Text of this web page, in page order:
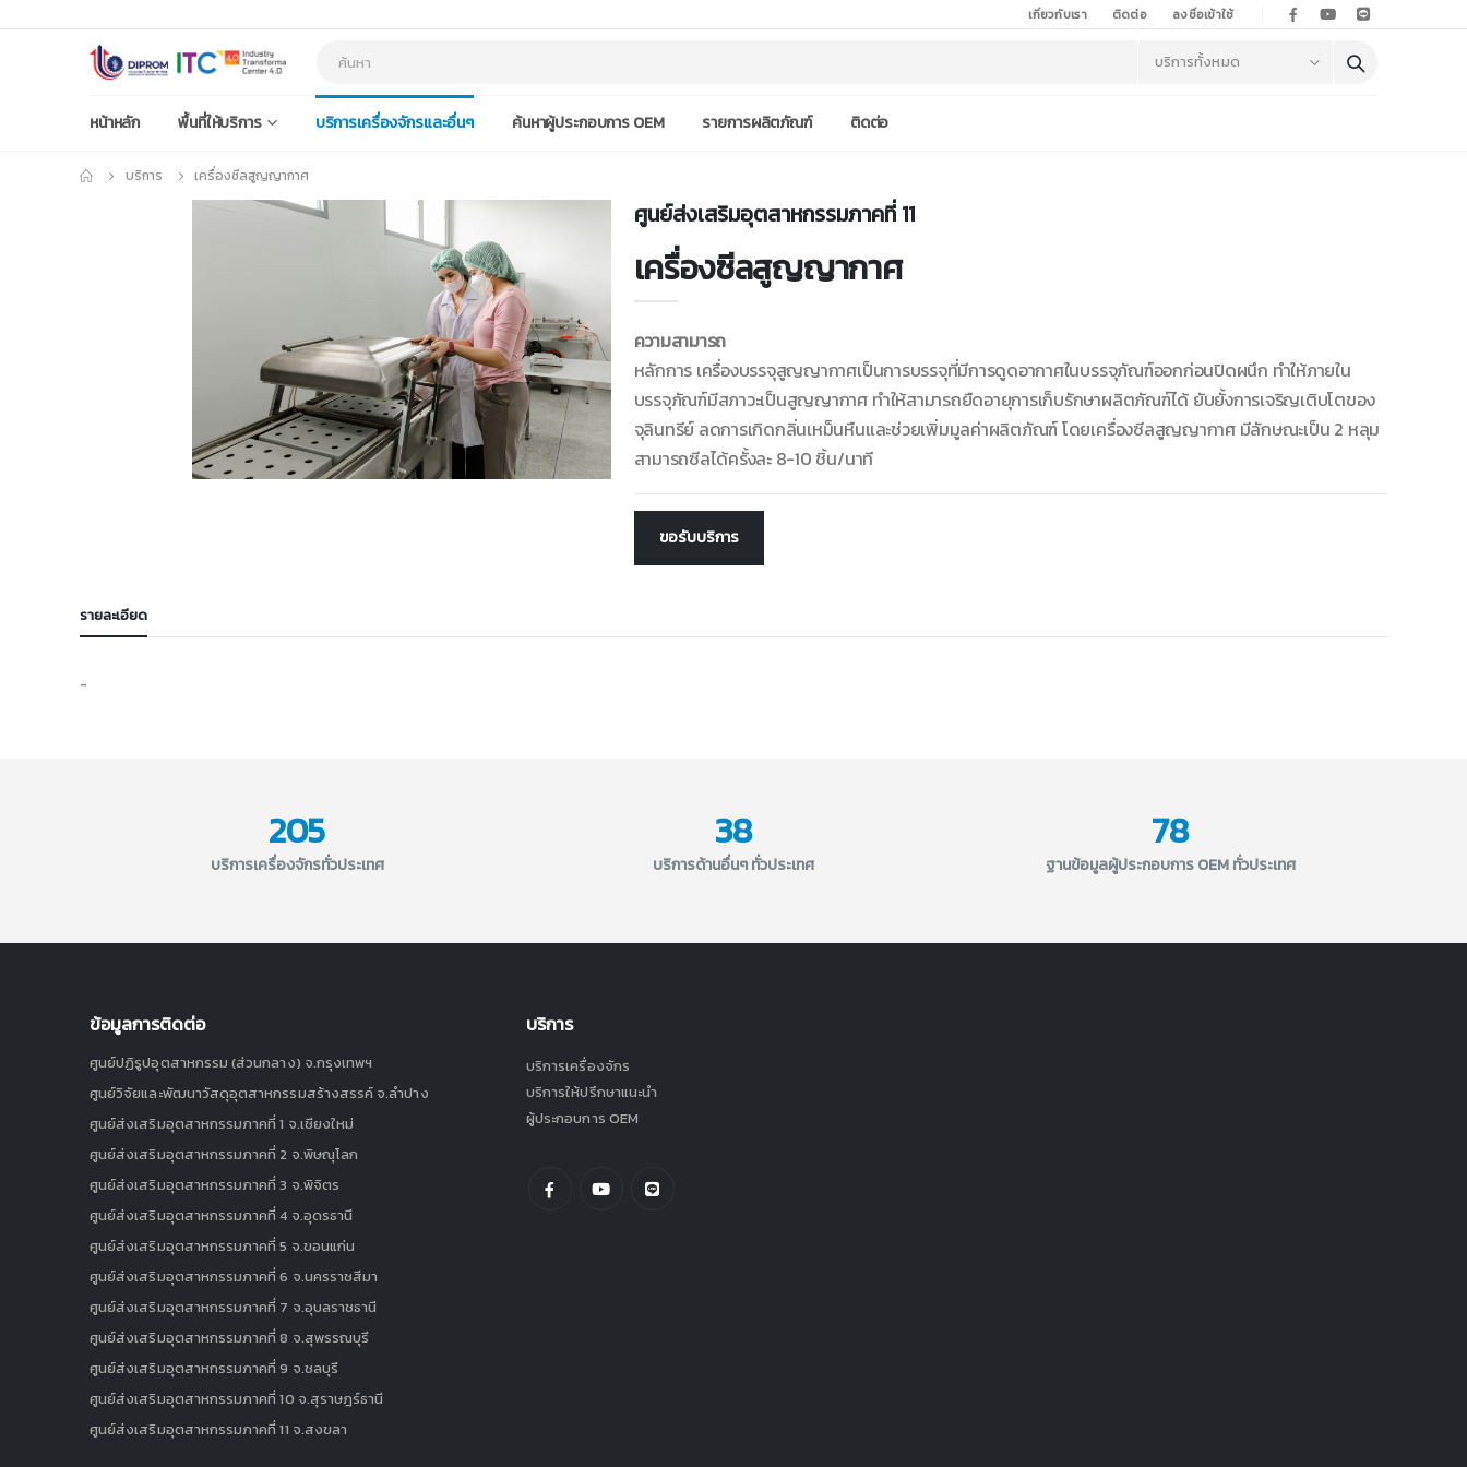
เกี่ยวกับเรา ติดต่อ ลงชื่อเข้าใช้
หน้าหลัก พื้นที่ให้บริการ บริการเครื่องจักรและอื่นๆ ค้นหาผู้ประกอบการ OEM รายการผลิตภัณฑ์ ติดต่อ
บริการ เครื่องซีลสูญญากาศ
ศูนย์ส่งเสริมอุตสาหกรรมภาคที่ 11
เครื่องซีลสูญญากาศ
ความสามารถ
หลักการ เครื่องบรรจุสูญญากาศเป็นการบรรจุที่มีการดูดอากาศในบรรจุภัณฑ์ออกก่อนปิดผนึก ทำให้ภายใน
บรรจุภัณฑ์มีสภาวะเป็นสูญญากาศ ทำให้สามารถยืดอายุการเก็บรักษาผลิตภัณฑ์ได้ ยับยั้งการเจริญเติบโตของ
จุลินทรีย์ ลดการเกิดกลิ่นเหม็นหืนและช่วยเพิ่มมูลค่าผลิตภัณฑ์ โดยเครื่องซีลสูญญากาศ มีลักษณะเป็น 2 หลุม
สามารถซีลได้ครั้งละ 8-10 ชิ้น/นาที
ขอรับบริการ
รายละเอียด
-
205
บริการเครื่องจักรทั่วประเทศ
38
บริการด้านอื่นๆ ทั่วประเทศ
78
ฐานข้อมูลผู้ประกอบการ OEM ทั่วประเทศ
ข้อมูลการติดต่อ
ศูนย์ปฏิรูปอุตสาหกรรม (ส่วนกลาง) จ.กรุงเทพฯ
ศูนย์วิจัยและพัฒนาวัสดุอุตสาหกรรมสร้างสรรค์ จ.ลำปาง
ศูนย์ส่งเสริมอุตสาหกรรมภาคที่ 1 จ.เชียงใหม่
ศูนย์ส่งเสริมอุตสาหกรรมภาคที่ 2 จ.พิษณุโลก
ศูนย์ส่งเสริมอุตสาหกรรมภาคที่ 3 จ.พิจิตร
ศูนย์ส่งเสริมอุตสาหกรรมภาคที่ 4 จ.อุดรธานี
ศูนย์ส่งเสริมอุตสาหกรรมภาคที่ 5 จ.ขอนแก่น
ศูนย์ส่งเสริมอุตสาหกรรมภาคที่ 6 จ.นครราชสีมา
ศูนย์ส่งเสริมอุตสาหกรรมภาคที่ 7 จ.อุบลราชธานี
ศูนย์ส่งเสริมอุตสาหกรรมภาคที่ 8 จ.สุพรรณบุรี
ศูนย์ส่งเสริมอุตสาหกรรมภาคที่ 9 จ.ชลบุรี
ศูนย์ส่งเสริมอุตสาหกรรมภาคที่ 10 จ.สุราษฎร์ธานี
ศูนย์ส่งเสริมอุตสาหกรรมภาคที่ 11 จ.สงขลา
บริการ
บริการเครื่องจักร
บริการให้ปรึกษาแนะนำ
ผู้ประกอบการ OEM